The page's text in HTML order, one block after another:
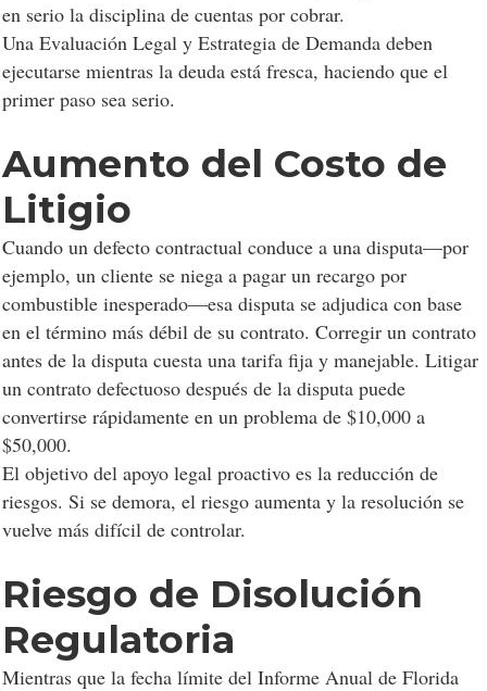
en serio la disciplina de cuentas por cobrar.
Una Evaluación Legal y Estrategia de Demanda deben
ejecutarse mientras la deuda está fresca, haciendo que el
primer paso sea serio.
Aumento del Costo de
Litigio
Cuando un defecto contractual conduce a una disputa—por
ejemplo, un cliente se niega a pagar un recargo por
combustible inesperado—esa disputa se adjudica con base
en el término más débil de su contrato. Corregir un contrato
antes de la disputa cuesta una tarifa fija y manejable. Litigar
un contrato defectuoso después de la disputa puede
convertirse rápidamente en un problema de $10,000 a
$50,000.
El objetivo del apoyo legal proactivo es la reducción de
riesgos. Si se demora, el riesgo aumenta y la resolución se
vuelve más difícil de controlar.
Riesgo de Disolución
Regulatoria
Mientras que la fecha límite del Informe Anual de Florida